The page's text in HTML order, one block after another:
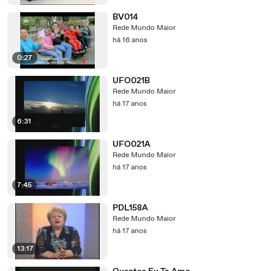
0:27
BV014
Rede Mundo Maior
há 16 anos
6:31
UFO021B
Rede Mundo Maior
há 17 anos
7:45
UFO021A
Rede Mundo Maior
há 17 anos
13:17
PDL158A
Rede Mundo Maior
há 17 anos